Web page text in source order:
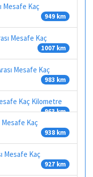
Mesafe Kaç
949 km
Mesafe Kaç
1007 km
Mesafe Kaç
983 km
Kaç Kilometre
963 km
Mesafe Kaç
938 km
Mesafe Kaç
927 km